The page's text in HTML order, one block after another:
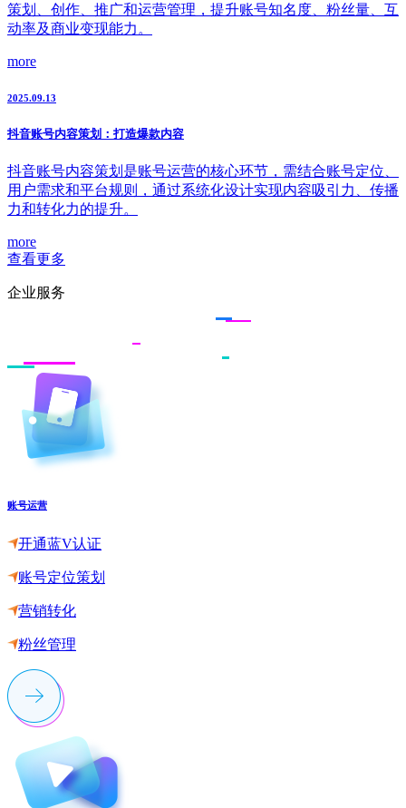
策划、创作、推广和运营管理，提升账号知名度、粉丝量、互
动率及商业变现能力。
more
2025.09.13
抖音账号内容策划：打造爆款内容
抖音账号内容策划是账号运营的核心环节，需结合账号定位、
用户需求和平台规则，通过系统化设计实现内容吸引力、传播
力和转化力的提升。
more
查看更多
企业服务
账号运营
开通蓝V认证
账号定位策划
营销转化
粉丝管理